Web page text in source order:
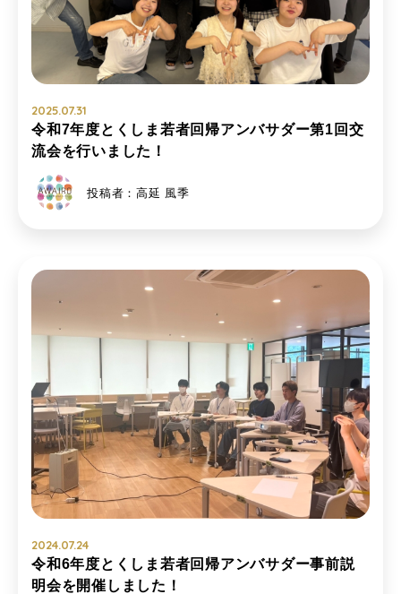
2025.07.31
令和7年度とくしま若者回帰アンバサダー第1回交
流会を行いました！
投稿者：高延 風季
2024.07.24
令和6年度とくしま若者回帰アンバサダー事前説
明会を開催しました！